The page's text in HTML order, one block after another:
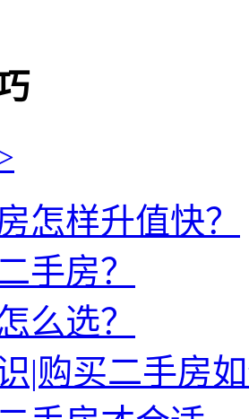
怎样升值快？
手房？
么选？
|购买二手房